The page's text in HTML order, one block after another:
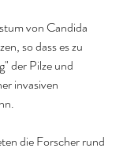
von Candida
so dass es zu
der Pilze und
invasiven
.
die Forscher rund